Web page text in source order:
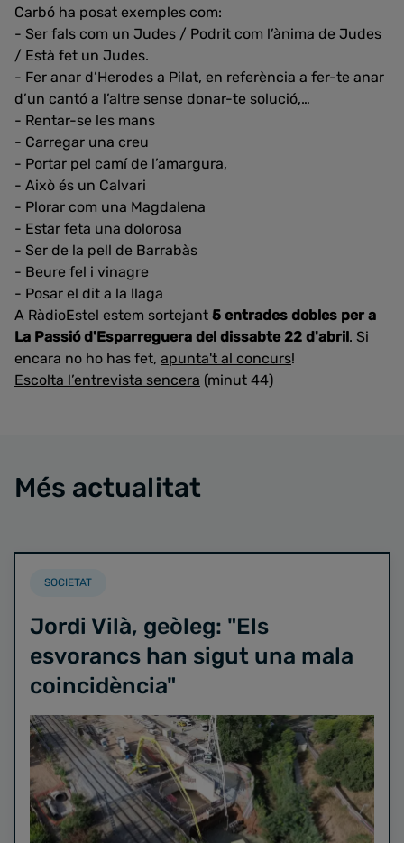
Carbó ha posat exemples com:
- Ser fals com un Judes / Podrit com l’ànima de Judes
/ Està fet un Judes.
- Fer anar d’Herodes a Pilat, en referència a fer-te anar
d’un cantó a l’altre sense donar-te solució,…
- Rentar-se les mans
- Carregar una creu
- Portar pel camí de l’amargura,
- Això és un Calvari
- Plorar com una Magdalena
- Estar feta una dolorosa
- Ser de la pell de Barrabàs
- Beure fel i vinagre
- Posar el dit a la llaga
A RàdioEstel estem sortejant 5 entrades dobles per a
La Passió d'Esparreguera del dissabte 22 d'abril. Si
encara no ho has fet, apunta't al concurs!
Escolta l’entrevista sencera (minut 44)
Més actualitat
SOCIETAT
Jordi Vilà, geòleg: "Els
esvorancs han sigut una mala
coincidència"